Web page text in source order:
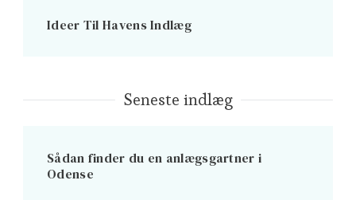
Ideer Til Havens Indlæg
Seneste indlæg
Sådan finder du en anlægsgartner i
Odense